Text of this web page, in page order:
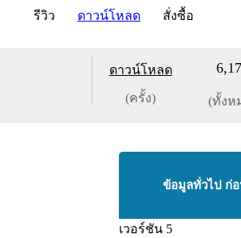
รีวิว ดาวน์โหลด สั่งซื้อ
ดาวน์โหลด
(ครั้ง) (ทั้งห
ข้อมูลทั่วไป ก่
เวอร์ชัน 5